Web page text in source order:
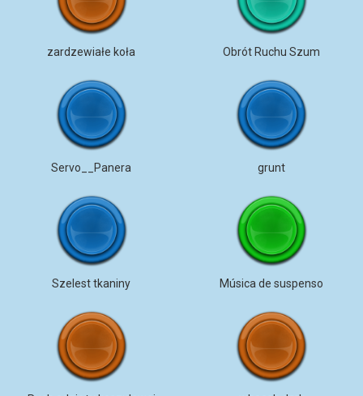
zardzewiałe koła Obrót Ruchu Szum
Servo__Panera grunt
Szelest tkaniny Música de suspenso